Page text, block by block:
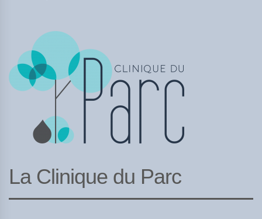
La Clinique du Parc